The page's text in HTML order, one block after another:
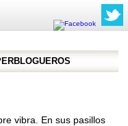
vibra. En sus pasillos